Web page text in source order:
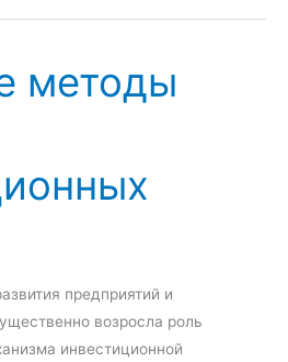
методы
предприятий и
возросла роль
инвестиционной